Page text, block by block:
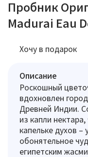
Пробник
Madurai Eau
Хочу в подарок
Описание
Роскошный
вдохновлен
Древней Индии.
из капли
капельке духов –
обонятельное
египетским